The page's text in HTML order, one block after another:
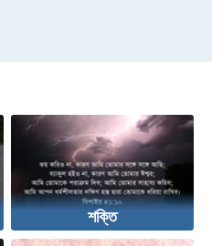
শক্তি